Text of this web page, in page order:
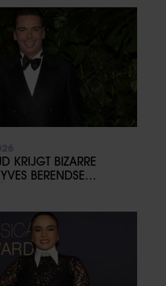
KRIJGT BIZARRE
BERENDSE